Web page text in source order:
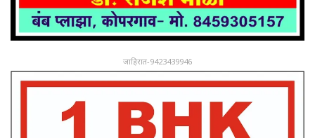
जाहिरात-9423439946